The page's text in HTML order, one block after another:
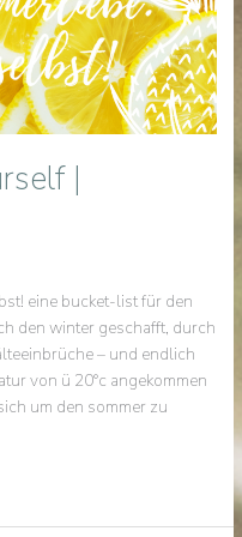
|
eine bucket-list für den
den winter geschafft, durch
– und endlich
von ü 20°c angekommen
um den sommer zu